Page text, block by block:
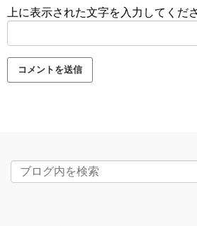
上に表示された文字を入力してくだ